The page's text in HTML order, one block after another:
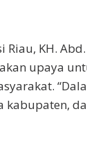
Riau, KH.
upaya
kabupaten,